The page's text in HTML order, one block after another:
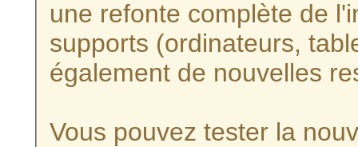
une refonte complète de
supports (ordinateurs,
également de nouvelles
Vous pouvez tester la